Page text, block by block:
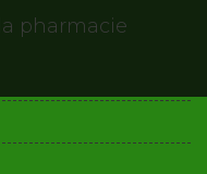
pharmacie